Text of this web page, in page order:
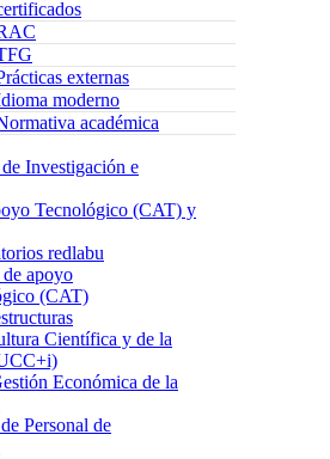
externas
moderno
académica
Investigación e
Tecnológico (CAT) y
redlabu
apoyo
(CAT)
Científica y de la
Económica de la
Personal de